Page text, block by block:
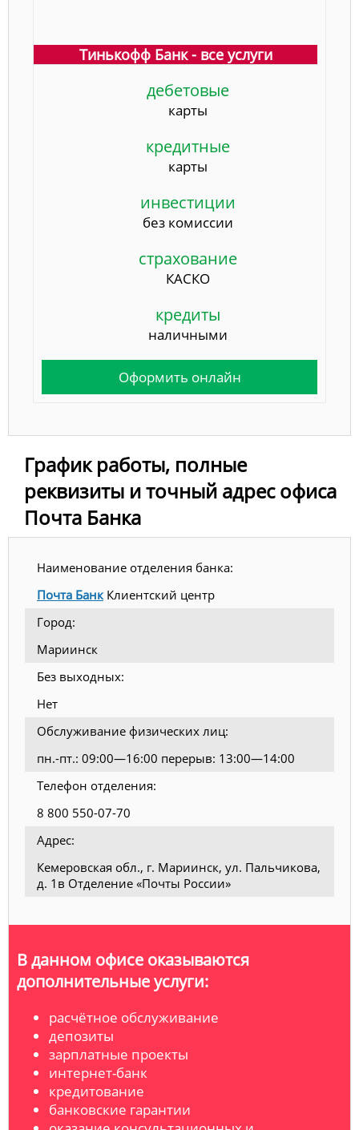
Тинькофф Банк - все услуги
дебетовые
карты
кредитные
карты
инвестиции
без комиссии
страхование
КАСКО
кредиты
наличными
Оформить онлайн
График работы, полные
реквизиты и точный адрес офиса
Почта Банка
Наименование отделения банка:
Почта БанкКлиентский центр
Город:
Мариинск
Без выходных:
Нет
Обслуживание физических лиц:
пн.-пт.: 09:00—16:00 перерыв: 13:00—14:00
Телефон отделения:
8 800 550-07-70
Адрес:
Кемеровская обл., г. Мариинск, ул. Пальчикова,
д. 1в Отделение «Почты России»
В данном офисе оказываются
дополнительные услуги:
расчётное обслуживание
депозиты
зарплатные проекты
интернет-банк
кредитование
банковские гарантии